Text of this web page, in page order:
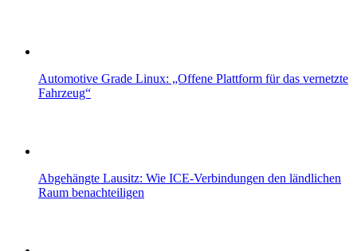
Automotive Grade Linux: „Offene Plattform für das vernetzte
Fahrzeug“
Abgehängte Lausitz: Wie ICE-Verbindungen den ländlichen
Raum benachteiligen